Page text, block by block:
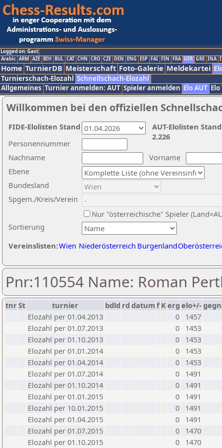
Logged on: Gast
Arabic ARM AZE BIH BUL CAT CHN CRO CZE DEN ENG ESP FAI FIN FRA GER GRE INA
Home TurnierDB Meisterschaft Foto-Galerie Meldekartei
Turnierschach-Elozahl Schnellschach-Elozahl
Allgemeines Turnier anmelden: AUT Spieler anmelden Elo AUT
Willkommen bei den offiziellen
Nachname
Vorname
Ebene
Sortierung
Personennummer
Bundesland
Spgem./Kreis/Verein
Nur "österreichische" Spieler
Vereinslisten:Wien Niederösterreich Burgenland
AUT-Elolisten
2.226
FIDE-Elolisten Stand
Pnr:110554 Name: Roman
tnrSt turnier bdld rd datumf Kerg elo+/-
Elozahl per 01.04.2013
0
1457
Elozahl per 01.07.2013
0
1453
Elozahl per 01.10.2013
0
1453
Elozahl per 01.01.2014
0
1453
Elozahl per 01.04.2014
0
1453
Elozahl per 01.07.2014
0
1491
Elozahl per 01.10.2014
0
1491
Elozahl per 01.01.2015
0
1491
Elozahl per 10.01.2015
0
1491
Elozahl per 01.04.2015
0
1491
Elozahl per 01.07.2015
0
1470
Elozahl per 01.10.2015
0
1470